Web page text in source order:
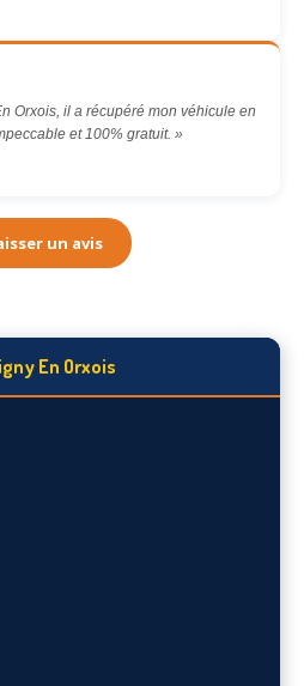
Orxois, il a récupéré mon véhicule en
et 100% gratuit. »
un avis
En Orxois